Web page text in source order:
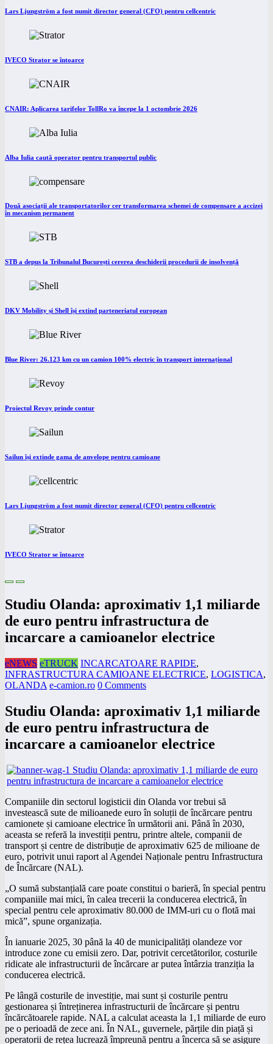
Lars Ljungström a fost numit director general (CFO) pentru cellcentric
IVECO Strator se întoarce
CNAIR: Aplicarea tarifelor TollRo va începe la 1 octombrie 2026
Alba Iulia caută operator pentru transportul public
Două asociații ale transportatorilor cer transformarea schemei de compensare a accizei
în mecanism permanent
STB a depus la Tribunalul București cererea deschiderii procedurii de insolvență
DKV Mobility și Shell își extind parteneriatul european
Blue River: 26.123 km cu un camion 100% electric în transport internațional
Proiectul Revoy prinde contur
Sailun își extinde gama de anvelope pentru camioane
Lars Ljungström a fost numit director general (CFO) pentru cellcentric
IVECO Strator se întoarce
Studiu Olanda: aproximativ 1,1 miliarde
de euro pentru infrastructura de
incarcare a camioanelor electrice
eNEWS eTRUCK INCARCATOARE RAPIDE,
INFRASTRUCTURA CAMIOANE ELECTRICE, LOGISTICA,
OLANDA e-camion.ro 0 Comments
Studiu Olanda: aproximativ 1,1 miliarde
de euro pentru infrastructura de
incarcare a camioanelor electrice
Companiile din sectorul logisticii din Olanda vor trebui să
investească sute de milioanede euro în soluții de încărcare pentru
camionete și camioane electrice în următorii ani. Până în 2030,
aceasta se referă la investiții pentru, printre altele, companii de
transport și centre de distribuție de aproximativ 625 de milioane de
euro, potrivit unui raport al Agendei Naționale pentru Infrastructura
de Încărcare (NAL).
„O sumă substanțială care poate constitui o barieră, în special pentru
companiile mai mici, în calea trecerii la conducerea electrică, în
special pentru cele aproximativ 80.000 de IMM-uri cu o flotă mai
mică”, spune organizația.
În ianuarie 2025, 30 până la 40 de municipalități olandeze vor
introduce zone cu emisii zero. Dar, potrivit cercetătorilor, costurile
ridicate ale infrastructurii de încărcare ar putea întârzia tranziția la
conducerea electrică.
Pe lângă costurile de investiție, mai sunt și costurile pentru
gestionarea și întreținerea infrastructurii de încărcare și pentru
încărcătoarele rapide. NAL a calculat aceasta la 1,1 miliarde de euro
pe o perioadă de zece ani. În NAL, guvernele, părțile din piață și
operatorii de rețea lucrează împreună pentru a încerca să se asigure